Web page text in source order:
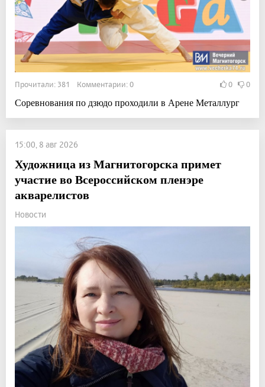
Прочитали: 381 Комментарии: 0 0 0
Соревнования по дзюдо проходили в Арене Металлург
15:00, 8 авг 2026
Художница из Магнитогорска примет
участие во Всероссийском пленэре
акварелистов
Новости